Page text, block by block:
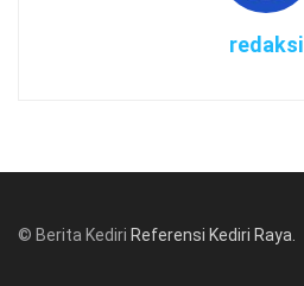
redaksi
© Berita Kediri Referensi Kediri Raya